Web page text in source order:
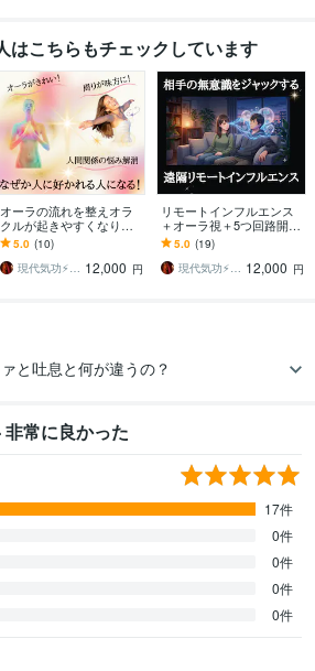
はこちらもチェックしています
オーラの流れを整えオラ
クルが起きやすくなりま
す 人間関係のモヤモヤ解
消！何をしても周囲が味
方になってくれる
5.0 (10)
現代気功⚡神念伝達師＠SHANTY巫香 12,000 円
リモートインフルエンス
＋オーラ視＋5つ回路開通
ます サイレントコントロ
ール氣功伝授で自分の望
む状態へ相手を誘導
5.0 (19)
現代気功⚡神念伝達師＠SHANTY巫香 12,000 円
と吐息と何が違うの？
常に良かった
17件
0件
0件
0件
0件